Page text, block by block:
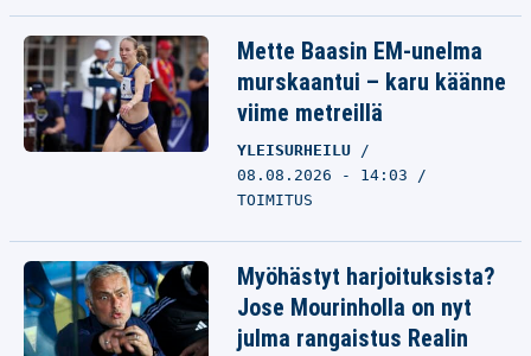
Mette Baasin EM-unelma
murskaantui – karu käänne
viime metreillä
YLEISURHEILU
08.08.2026 - 14:03
TOIMITUS
Myöhästyt harjoituksista?
Jose Mourinholla on nyt
julma rangaistus Realin